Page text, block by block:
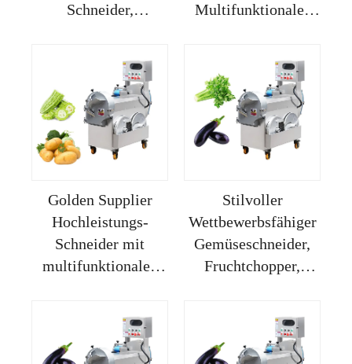
Schneider,
Zwiebelschneider,
Schneidemaschine
Multifunktionaler
Schneidemaschine
für Blattgemüse
Golden Supplier
Hochleistungs-
Schneider mit
multifunktionalen
Scheiben, Würfeln,
Streifen,
Stilvoller
Wettbewerbsfähiger
Gemüseschneider,
Fruchtchopper,
Neues Produkt,
Golden Supplier